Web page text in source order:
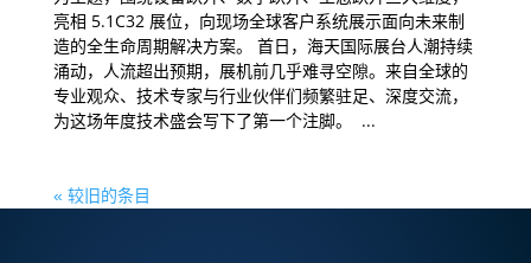
亮相 5.1C32 展位，向现场全球客户系统展示面向未来制
造的全生命周期解决方案。 首日，海天国际展台人潮持续
涌动，人流超出预期，展机前几乎难寻空隙。来自全球的
专业观众、技术专家与行业伙伴们频繁驻足、深度交流，
为这场年度技术盛会写下了第一个注脚。 ...
« 较旧的条目